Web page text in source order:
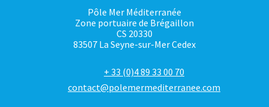
Pôle Mer Méditerranée
Zone portuaire de Brégaillon
CS 20330
83507 La Seyne-sur-Mer Cedex
+ 33 (0)4 89 33 00 70
contact@polemermediterranee.com